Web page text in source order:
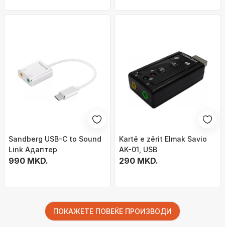
Sandberg USB-C to Sound
Link Адаптер
990 MKD.
Kartë e zërit Elmak Savio
AK-01, USB
290 MKD.
ПОКАЖЕТЕ ПОВЕЌЕ ПРОИЗВОДИ